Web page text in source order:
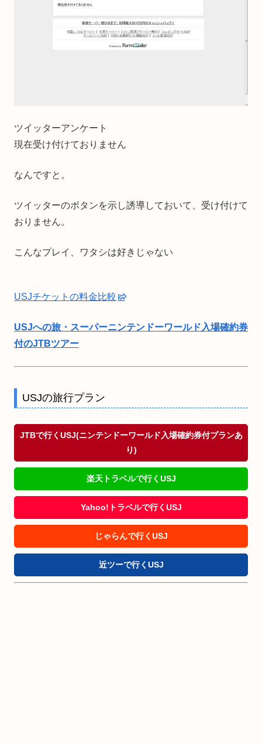
ツイッターアンケート
現在受け付けておりません
なんですと。
ツイッターのボタンを示し誘導しておいて、受け付けて
おりません。
こんなプレイ、ワタシは好きじゃない
USJチケットの料金比較
USJへの旅・スーパーニンテンドーワールド入場確約券
付のJTBツアー
USJの旅行プラン
JTBで行くUSJ(ニンテンドーワールド入場確約券付プランあ
り)
楽天トラベルで行くUSJ
Yahoo!トラベルで行くUSJ
じゃらんで行くUSJ
近ツーで行くUSJ